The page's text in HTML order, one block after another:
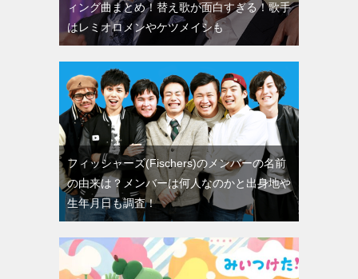
ィング曲まとめ！替え歌が面白すぎる！歌手
はレミオロメンやケツメイシも
フィッシャーズ(Fischers)のメンバーの名前
の由来は？メンバーは何人なのかと出身地や
生年月日も調査！